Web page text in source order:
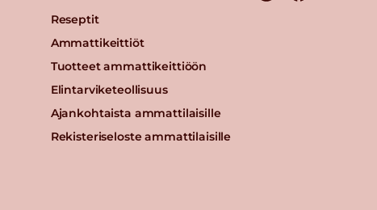
Reseptit
Ammattikeittiöt
Tuotteet ammattikeittiöön
Elintarviketeollisuus
Ajankohtaista ammattilaisille
Rekisteriseloste ammattilaisille